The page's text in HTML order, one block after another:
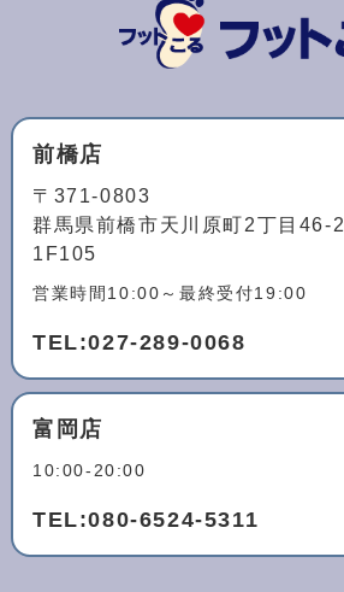
前橋店
〒371-0803
群馬県前橋市天川原町2丁目46-
1F105
営業時間10:00～最終受付19:00
TEL:027-289-0068
富岡店
10:00-20:00
TEL:080-6524-5311